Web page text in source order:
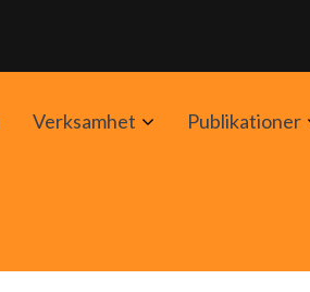
Verksamhet AvaaPublikationer